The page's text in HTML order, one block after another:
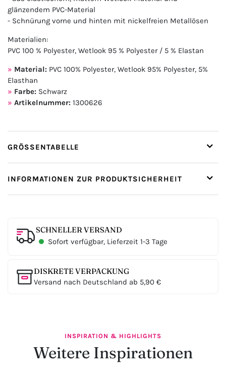
glänzendem PVC-Material
- Schnürung vorne und hinten mit nickelfreien Metallösen
Materialien:
PVC 100 % Polyester, Wetlook 95 % Polyester / 5 % Elastan
Material: PVC 100% Polyester, Wetlook 95% Polyester, 5%
Elasthan
Farbe: Schwarz
Artikelnummer: 1300626
GRÖSSENTABELLE
INFORMATIONEN ZUR PRODUKTSICHERHEIT
SCHNELLER VERSAND
Sofort verfügbar, Lieferzeit 1-3 Tage
DISKRETE VERPACKUNG
Versand nach Deutschland ab 5,90 €
INSPIRATION & HIGHLIGHTS
Weitere Inspirationen